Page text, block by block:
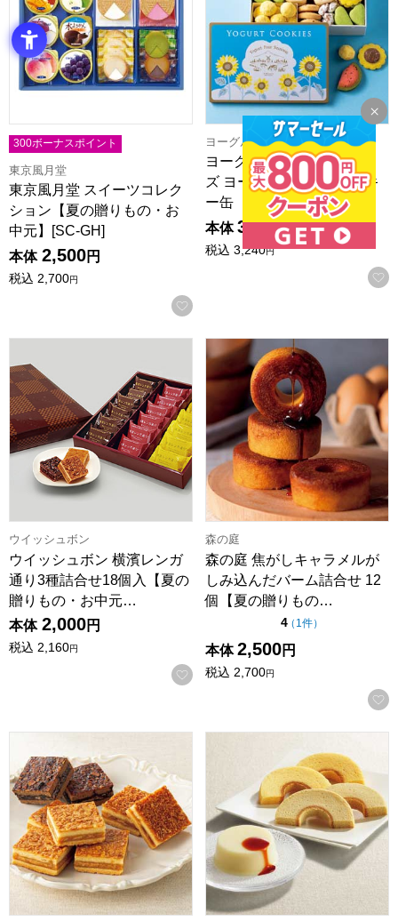
300ボーナスポイント
東京風月堂
東京風月堂 スイーツコレク
ション【夏の贈りもの・お
中元】[SC-GH]
本体 2,500円
税込 2,700円
お気に入りに登録する
ヨーグルトフォーシーズンズ
ヨーグルトフォーシーズン
ズ ヨーグルトサマークッキ
ー缶【夏の贈りもの・…
本体 3,000円
税込 3,240円
ウイッシュボン 横濱レンガ通り3種詰合せ18個入【夏の贈
ウイッシュボン
ウイッシュボン 横濱レンガ
通り3種詰合せ18個入【夏の
贈りもの・お中元…
本体 2,000円
税込 2,160円
お気に入りに登録する
森の庭 焦がしキャラメルが
森の庭
森の庭 焦がしキャラメルが
しみ込んだバーム詰合せ 12
個【夏の贈りもの…
4点（5点満点中）
（ 1件の評価
）
本体 2,500円
税込 2,700円